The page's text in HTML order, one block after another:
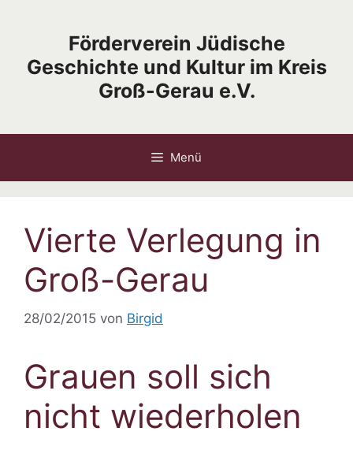
Förderverein Jüdische
Geschichte und Kultur im Kreis
Groß-Gerau e.V.
Menü
Vierte Verlegung in
Groß-Gerau
28/02/2015 von Birgid
Grauen soll sich
nicht wiederholen